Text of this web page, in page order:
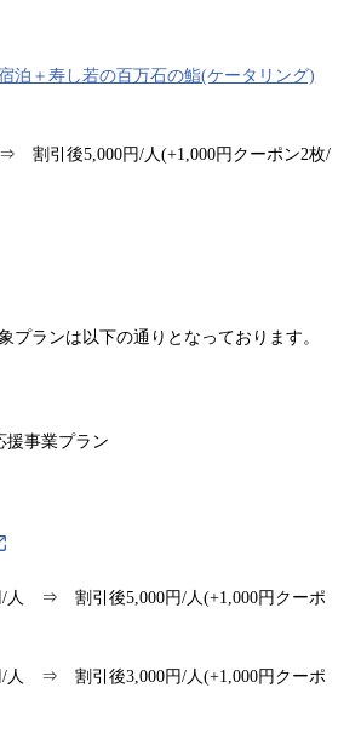
泊＋寿し若の百万石の鮨(ケータリング)
割引後5,000円/人(+1,000円クーポン2枚/
プランは以下の通りとなっております。
援事業プラン
人 ⇒ 割引後5,000円/人(+1,000円クーポ
人 ⇒ 割引後3,000円/人(+1,000円クーポ